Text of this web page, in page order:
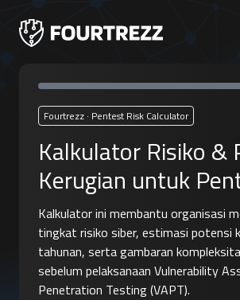
Fourtrezz · Pentest Risk Calculator
Kalkulator Risiko &
Kerugian untuk
Kalkulator ini membantu organisasi
tingkat risiko siber, estimasi potensi
tahunan, serta gambaran
sebelum pelaksanaan Vulnerability
Penetration Testing (VAPT).